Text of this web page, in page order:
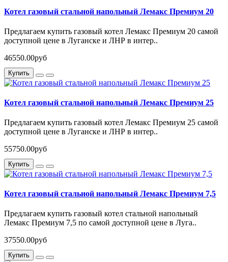
Котел газовый стальной напольный Лемакс Премиум 20
Предлагаем купить газовый котел Лемакс Премиум 20 самой
доступной цене в Луганске и ЛНР в интер..
46550.00руб
Купить
Котел газовый стальной напольный Лемакс Премиум 25
Предлагаем купить газовый котел Лемакс Премиум 25 самой
доступной цене в Луганске и ЛНР в интер..
55750.00руб
Купить
Котел газовый стальной напольный Лемакс Премиум 7,5
Предлагаем купить газовый котел стальной напольный
Лемакс Премиум 7,5 по самой доступной цене в Луга..
37550.00руб
Купить